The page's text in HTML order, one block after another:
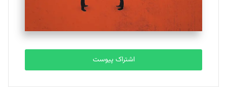
مصطفی مسجدی آرانی
تحریریه
بابک نقاش
اشتراک پیوست